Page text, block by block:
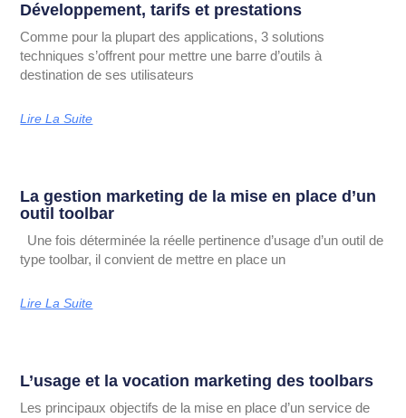
Développement, tarifs et prestations
Comme pour la plupart des applications, 3 solutions
techniques s’offrent pour mettre une barre d’outils à
destination de ses utilisateurs
Lire La Suite
La gestion marketing de la mise en place d’un
outil toolbar
Une fois déterminée la réelle pertinence d’usage d’un outil de
type toolbar, il convient de mettre en place un
Lire La Suite
L’usage et la vocation marketing des toolbars
Les principaux objectifs de la mise en place d’un service de